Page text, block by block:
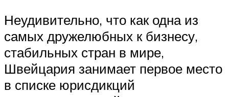
Неудивительно, что как одна из
самых дружелюбных к бизнесу,
стабильных стран в мире,
Швейцария занимает первое место
в списке юрисдикций